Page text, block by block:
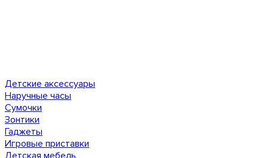
Детские аксессуары
Наручные часы
Сумочки
Зонтики
Гаджеты
Игровые приставки
Детская мебель